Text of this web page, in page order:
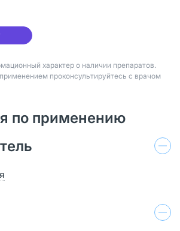
характер о наличии препаратов.
проконсультируйтесь с врачом
по применению